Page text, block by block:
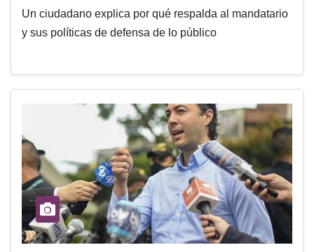
Un ciudadano explica por qué respalda al mandatario
y sus políticas de defensa de lo público